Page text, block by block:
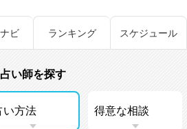
ビ ランキング スケジュール
占い師を探す